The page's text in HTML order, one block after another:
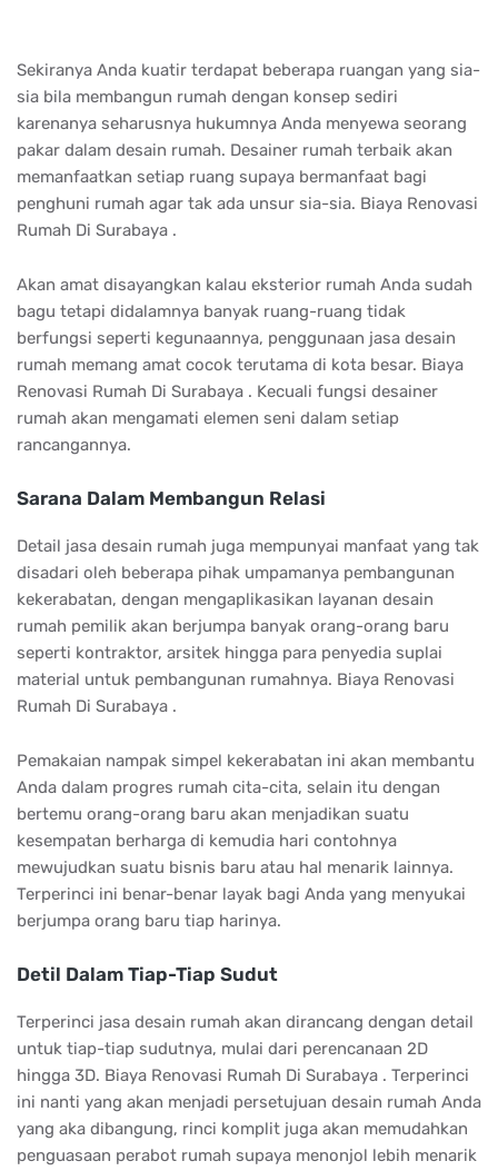
Sekiranya Anda kuatir terdapat beberapa ruangan yang sia-
sia bila membangun rumah dengan konsep sediri
karenanya seharusnya hukumnya Anda menyewa seorang
pakar dalam desain rumah. Desainer rumah terbaik akan
memanfaatkan setiap ruang supaya bermanfaat bagi
penghuni rumah agar tak ada unsur sia-sia. Biaya Renovasi
Rumah Di Surabaya .
Akan amat disayangkan kalau eksterior rumah Anda sudah
bagu tetapi didalamnya banyak ruang-ruang tidak
berfungsi seperti kegunaannya, penggunaan jasa desain
rumah memang amat cocok terutama di kota besar. Biaya
Renovasi Rumah Di Surabaya . Kecuali fungsi desainer
rumah akan mengamati elemen seni dalam setiap
rancangannya.
Sarana Dalam Membangun Relasi
Detail jasa desain rumah juga mempunyai manfaat yang tak
disadari oleh beberapa pihak umpamanya pembangunan
kekerabatan, dengan mengaplikasikan layanan desain
rumah pemilik akan berjumpa banyak orang-orang baru
seperti kontraktor, arsitek hingga para penyedia suplai
material untuk pembangunan rumahnya. Biaya Renovasi
Rumah Di Surabaya .
Pemakaian nampak simpel kekerabatan ini akan membantu
Anda dalam progres rumah cita-cita, selain itu dengan
bertemu orang-orang baru akan menjadikan suatu
kesempatan berharga di kemudia hari contohnya
mewujudkan suatu bisnis baru atau hal menarik lainnya.
Terperinci ini benar-benar layak bagi Anda yang menyukai
berjumpa orang baru tiap harinya.
Detil Dalam Tiap-Tiap Sudut
Terperinci jasa desain rumah akan dirancang dengan detail
untuk tiap-tiap sudutnya, mulai dari perencanaan 2D
hingga 3D. Biaya Renovasi Rumah Di Surabaya . Terperinci
ini nanti yang akan menjadi persetujuan desain rumah Anda
yang aka dibangung, rinci komplit juga akan memudahkan
penguasaan perabot rumah supaya menonjol lebih menarik